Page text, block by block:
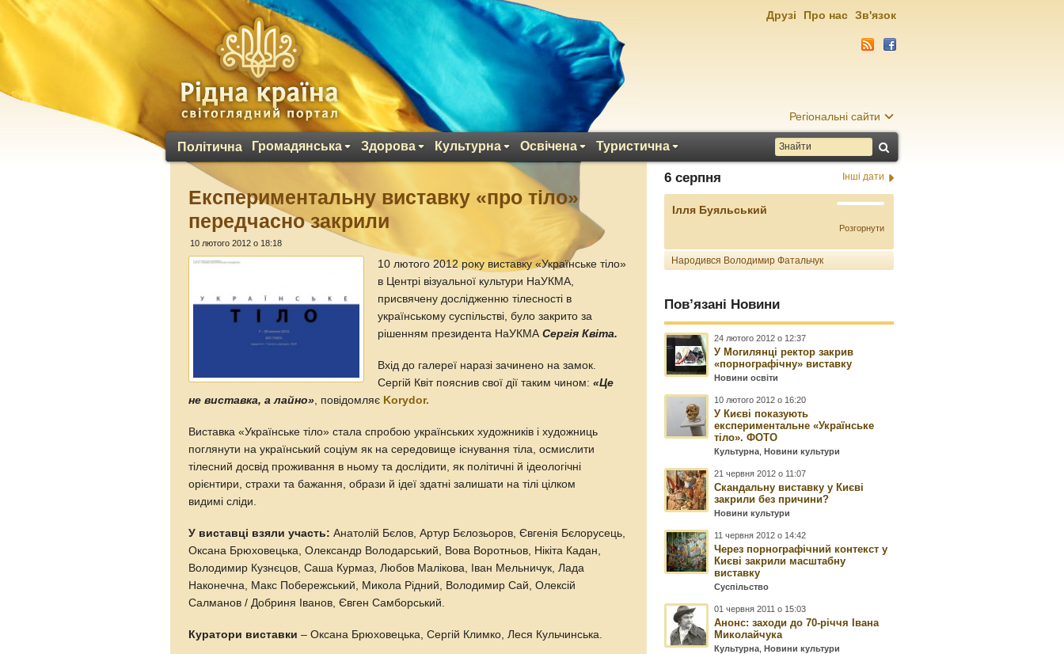
Регіональні сайти
Політична Громадянська Здорова Культурна Освічена Туристична
Друзі Про нас Зв'язок
Експериментальну виставку «про тіло»
передчасно закрили
10 лютого 2012 о 18:18
10 лютого 2012 року виставку «Українське тіло»
в Центрі візуальної культури НаУКМА,
присвячену дослідженню тілесності в
українському суспільстві, було закрито за
рішенням президента НаУКМАСергія Квіта.
Вхід до галереї наразі зачинено на замок.
Сергій Квіт пояснив свої дії таким чином: «Це
не виставка, а лайно» , повідомляє Korydor.
Виставка «Українське тіло» стала спробою українських художників і художниць
поглянути на український соціум як на середовище існування тіла, осмислити
тілесний досвід проживання в ньому та дослідити, як політичні й ідеологічні
орієнтири, страхи та бажання, образи й ідеї здатні залишати на тілі цілком
видимі сліди.
У виставці взяли участь: Анатолій Бєлов, Артур Бєлозьоров, Євгенія Бєлорусець,
Оксана Брюховецька, Олександр Володарський, Вова Воротньов, Нікіта Кадан,
Володимир Кузнєцов, Саша Курмаз, Любов Малікова, Іван Мельничук, Лада
Наконечна, Макс Побережський, Микола Рідний, Володимир Сай, Олексій
Салманов / Добриня Іванов, Євген Самборський.
Куратори виставки – Оксана Брюховецька, Сергій Климко, Леся Кульчинська.
6 серпня Інші дати
Ілля Буяльський
Розгорнути
Народився Володимир Фатальчук
Пов’язані Новини
24 лютого 2012 о 12:37
У Могилянці ректор закрив
«порнографічну» виставку
Новини освіти
10 лютого 2012 о 16:20
У Києві показують
експериментальне «Українське
тіло». ФОТО
Культурна ,Новини культури
21 червня 2012 о 11:07
Скандальну виставку у Києві
закрили без причини?
Новини культури
11 червня 2012 о 14:42
Через порнографічний контекст у
Києві закрили масштабну
виставку
Суспільство
01 червня 2011 о 15:03
Анонс: заходи до 70-річчя Івана
Миколайчука
Культурна ,Новини культури